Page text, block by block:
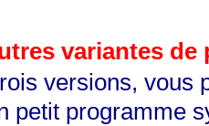
variantes de
versions, vous
petit programme